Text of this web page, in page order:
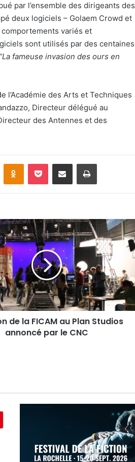
par l’ensemble des dirigeants des
deux logiciels – Golaem Crowd et
variés et
sont utilisés par des centaines
“La fameuse invasion des ours en
l’Académie des Arts et Techniques
Directeur délégué au
des Antennes et des
Odnoklassniki
Pocket Partager par email Imprimer
de la FICAM au Plan Studios
annoncé par le CNC